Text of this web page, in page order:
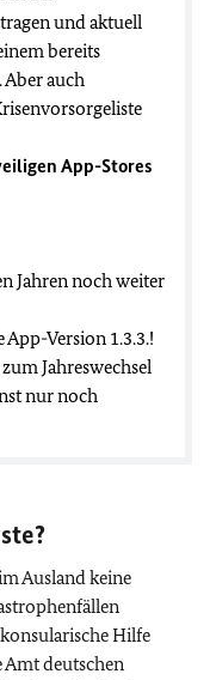
und aktuell
bereits
auch
App-Stores
Jahren noch weiter
Version 1.3.3.!
Jahreswechsel
nur noch
Ausland keine
Hilfe
Amt deutschen